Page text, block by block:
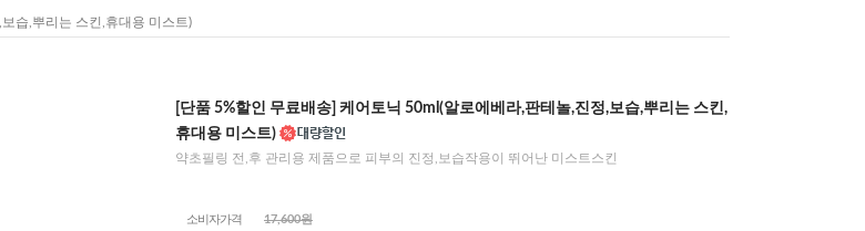
습,뿌리는 스킨,휴대용 미스트)
[단품 5%할인 무료배송] 케어토닉 50ml(알로에베라,판테놀,진정,보습,뿌리는 스킨,
휴대용 미스트)
약초필링 전,후 관리용 제품으로 피부의 진정,보습작용이 뛰어난 미스트스킨
소비자가격 17,600원